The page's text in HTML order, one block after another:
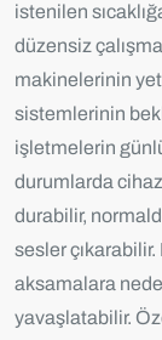
istenilen
düzensiz
makinelerinin
sistemlerinin
işletmelerin
durumlarda
durabilir,
sesler
aksamalara
yavaşlatabilir.